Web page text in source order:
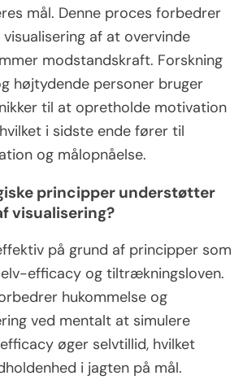
mål. Denne proces forbedrer
af at overvinde
modstandskraft. Forskning
højtydende personer bruger
til at opretholde motivation
i sidste ende fører til
og målopnåelse.
principper understøtter
visualisering?
på grund af principper som
efficacy og tiltrækningsloven.
hukommelse og
ved mentalt at simulere
øger selvtillid, hvilket
i jagten på mål.